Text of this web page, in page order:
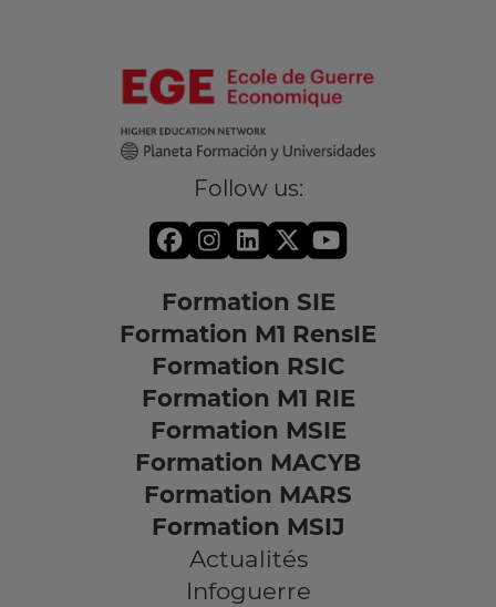
Follow us:
Formation SIE
Formation M1 RensIE
Formation RSIC
Formation M1 RIE
Formation MSIE
Formation MACYB
Formation MARS
Formation MSIJ
Actualités
Infoguerre